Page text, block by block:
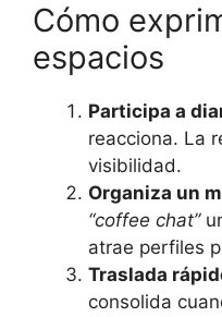
Cómo
espacios
Participa a
reacciona. La
visibilidad.
Organiza un
“coffee chat”
atrae perfiles
Traslada
consolida